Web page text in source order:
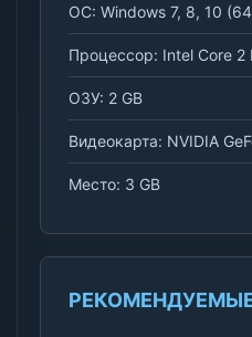
ОС: Windows 7, 8, 10
Процессор: Intel Core 2
ОЗУ: 2 GB
Видеокарта: NVIDIA
Место: 3 GB